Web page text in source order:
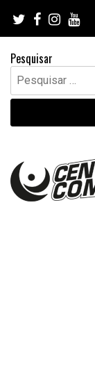
content
Pesquisar
Pesquisar
por: